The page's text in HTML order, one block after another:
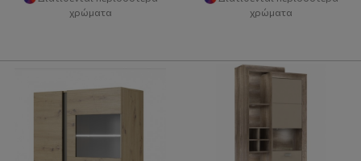
χρώματα
χρώματα